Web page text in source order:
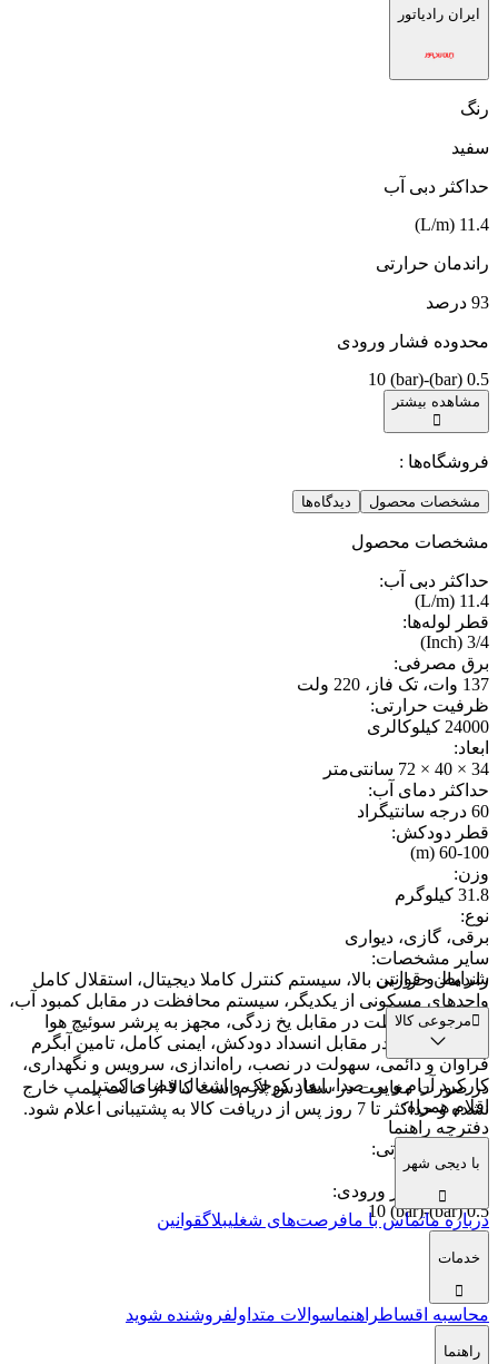
ایران رادیاتور
رنگ
سفید
حداکثر دبی آب
11.4 (L/m)
راندمان حرارتی
93 درصد
محدوده فشار ورودی
0.5 (bar)-10 (bar)
مشاهده بیشتر
فروشگاه‌ها :
مشخصات محصول دیدگاه‌ها
مشخصات محصول
حداکثر دبی آب:
11.4 (L/m)
قطر لوله‌ها:
3/4 (Inch)
برق مصرفی:
137 وات، تک فاز، 220 ولت
ظرفیت حرارتی:
24000 کیلوکالری
ابعاد:
34 × 40 × 72 سانتی‌متر
حداکثر دمای آب:
60 درجه سانتیگراد
قطر دودکش:
60-100 (m)
وزن:
31.8 کیلوگرم
نوع:
برقی، گازی، دیواری
سایر مشخصات:
راندمان حرارتی بالا، سیستم کنترل کاملا دیجیتال، استقلال کامل
واحدهای مسکونی از یکدیگر، سیستم محافظت در مقابل کمبود آب،
سیستم محافظت در مقابل یخ زدگی، مجهز به پرشر سوئیچ هوا
برای حفاظت در مقابل انسداد دودکش، ایمنی کامل، تامین آبگرم
فراوان و دائمی، سهولت در نصب، راه‌اندازی، سرویس و نگهداری،
کارکرد آرام و بی‌ صدا، ابعاد کوچک و اشغال فضای کمتر
اقلام همراه:
دفترچه راهنما
راندمان حرارتی:
93 درصد
محدوده فشار ورودی:
0.5 (bar)-10 (bar)
شرایط و قوانین
مرجوعی کالا
در صورت مغایرت در سفارش لازم است کالا از حالت پلمپ خارج
نشده و حداکثر تا 7 روز پس از دریافت کالا به پشتیبانی اعلام شود.
با دیجی شهر
درباره ماتماس با مافرصت‌های شغلیبلاگقوانین
خدمات
محاسبه اقساطراهنماسوالات متداولفروشنده شوید
راهنما